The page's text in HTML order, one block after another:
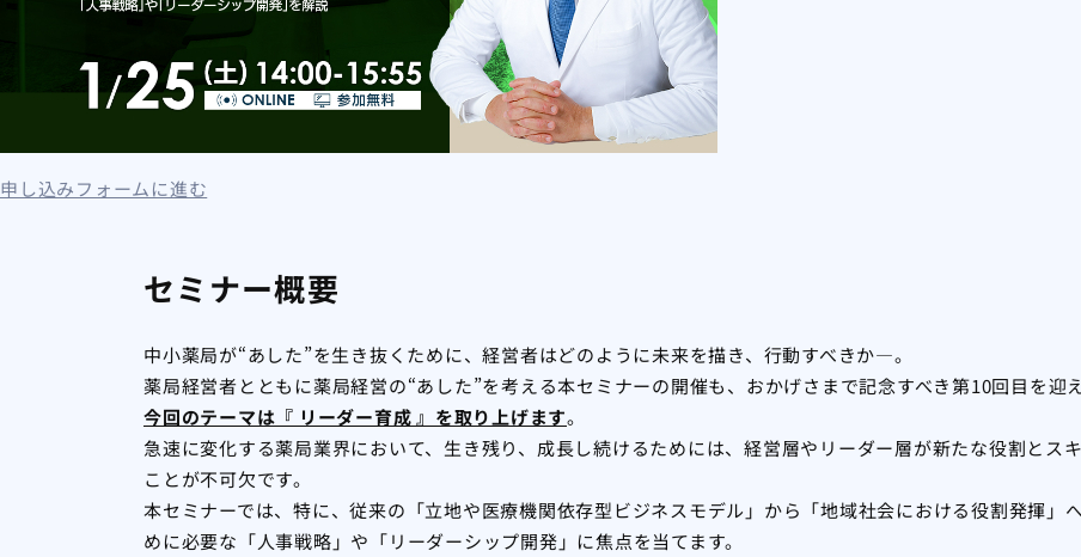
申し込みフォームに進む
セミナー概要
中小薬局が“あした”を生き抜くために、経営者はどのように未来を描き、行動すべきか―。
薬局経営者とともに薬局経営の“あした”を考える本セミナーの開催も、おかげさまで記念すべき第10回目を迎え
今回のテーマは『 リーダー育成 』を取り上げます。
急速に変化する薬局業界において、生き残り、成長し続けるためには、経営層やリーダー層が新たな役割とス
ことが不可欠です。
本セミナーでは、特に、従来の「立地や医療機関依存型ビジネスモデル」から「地域社会における役割発揮」
めに必要な「人事戦略」や「リーダーシップ開発」に焦点を当てます。